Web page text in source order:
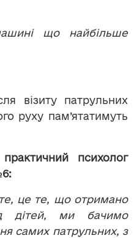
що найбільше
візиту патрульних
руху пам’ятатимуть
психолог
це те, що отримано
дітей, ми бачимо
самих патрульних, з